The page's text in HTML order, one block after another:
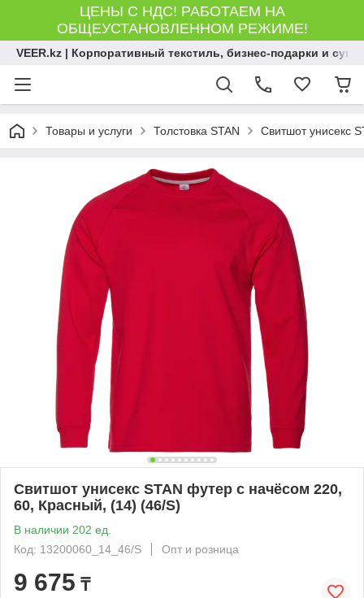
ЦЕНЫ С НДС! РАБОТАЕМ НА
ОБЩЕУСТАНОВЛЕННОМ РЕЖИМЕ!
VEER.kz | Корпоративный текстиль, бизнес-подарки и
Товары и услуги Толстовка STAN Свитшот унисекс
Свитшот унисекс STAN футер с начёсом 220,
60, Красный, (14) (46/S)
В наличии 202 ед.
Код: 13200060_14_46/S
Опт и розница
9 675 ₸